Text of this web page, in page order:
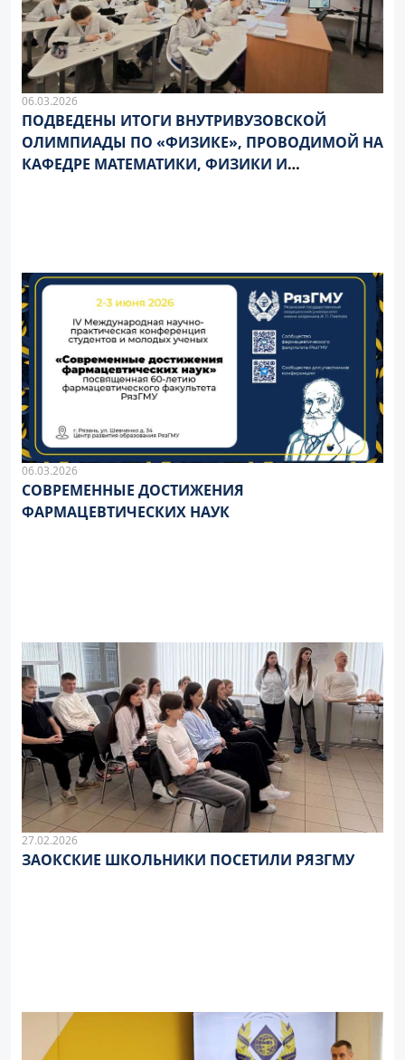
06.03.2026
ПОДВЕДЕНЫ ИТОГИ ВНУТРИВУЗОВСКОЙ
ОЛИМПИАДЫ ПО «ФИЗИКЕ», ПРОВОДИМОЙ НА
КАФЕДРЕ МАТЕМАТИКИ, ФИЗИКИ И
06.03.2026
СОВРЕМЕННЫЕ ДОСТИЖЕНИЯ
ФАРМАЦЕВТИЧЕСКИХ НАУК
27.02.2026
ЗАОКСКИЕ ШКОЛЬНИКИ ПОСЕТИЛИ РЯЗГМУ